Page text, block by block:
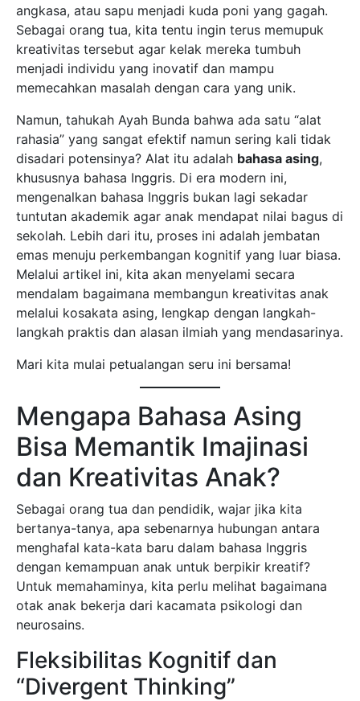
angkasa, atau sapu menjadi kuda poni yang gagah.
Sebagai orang tua, kita tentu ingin terus memupuk
kreativitas tersebut agar kelak mereka tumbuh
menjadi individu yang inovatif dan mampu
memecahkan masalah dengan cara yang unik.
Namun, tahukah Ayah Bunda bahwa ada satu “alat
rahasia” yang sangat efektif namun sering kali tidak
disadari potensinya? Alat itu adalah bahasa asing,
khususnya bahasa Inggris. Di era modern ini,
mengenalkan bahasa Inggris bukan lagi sekadar
tuntutan akademik agar anak mendapat nilai bagus di
sekolah. Lebih dari itu, proses ini adalah jembatan
emas menuju perkembangan kognitif yang luar biasa.
Melalui artikel ini, kita akan menyelami secara
mendalam bagaimana membangun kreativitas anak
melalui kosakata asing, lengkap dengan langkah-
langkah praktis dan alasan ilmiah yang mendasarinya.
Mari kita mulai petualangan seru ini bersama!
Mengapa Bahasa Asing
Bisa Memantik Imajinasi
dan Kreativitas Anak?
Sebagai orang tua dan pendidik, wajar jika kita
bertanya-tanya, apa sebenarnya hubungan antara
menghafal kata-kata baru dalam bahasa Inggris
dengan kemampuan anak untuk berpikir kreatif?
Untuk memahaminya, kita perlu melihat bagaimana
otak anak bekerja dari kacamata psikologi dan
neurosains.
Fleksibilitas Kognitif dan
“Divergent Thinking”